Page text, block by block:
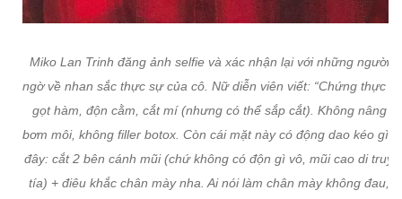
Miko Lan Trinh đăng ảnh selfie và xác nhận lại với những người
ngờ về nhan sắc thực sự của cô. Nữ diễn viên viết: “Chứng thực
gọt hàm, độn cằm, cắt mí (nhưng có thể sắp cắt). Không nâng
bơm môi, không filler botox. Còn cái mặt này có động dao kéo gì
đây: cắt 2 bên cánh mũi (chứ không có độn gì vô, mũi cao di
tía) + điêu khắc chân mày nha. Ai nói làm chân mày không đau,